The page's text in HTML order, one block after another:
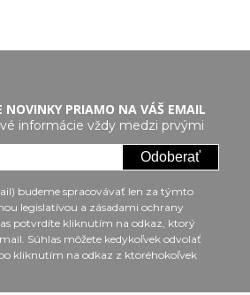
NOVINKY PRIAMO NA VÁŠ EMAIL
informácie vždy medzi prvými
Odoberať
budeme spracovávať len za týmto
legislatívou a zásadami ochrany
potvrdíte kliknutím na odkaz, ktorý
Súhlas môžete kedykoľvek odvolať
kliknutím na odkaz z ktoréhokoľvek